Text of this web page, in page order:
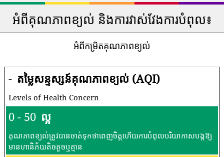
អំពីគុណភាពខ្យល់ និងការវាស់វែងការបំពុល៖
អំពីកម្រិតគុណភាពខ្យល់
- តម្លៃសន្ទស្សន៍គុណភាពខ្យល់ (AQI)
Levels of Health Concern
0 - 50 ល្អ
គុណភាពខ្យល់ត្រូវបានចាត់ទុកថាពេញចិត្តហើយការបំពុលបរិយាកាសបង្កឱ្យ
មានហានិភ័យតិចតួចឬគ្មាន